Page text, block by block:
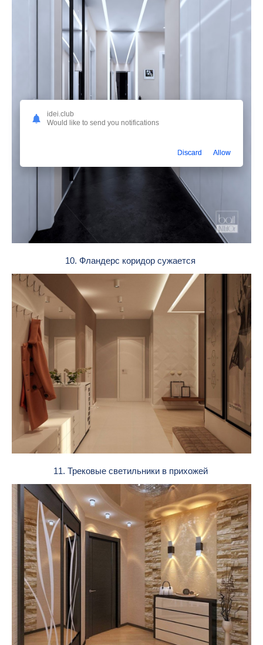
10. Фландерс коридор сужается
11. Трековые светильники в прихожей
idei.club
Would like to send you notifications
Discard Allow